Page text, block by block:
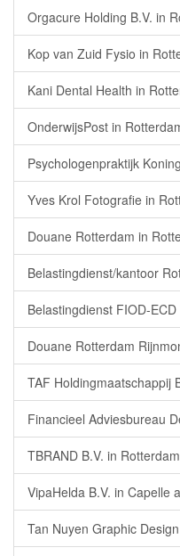
Orgacure Holding B.V. in
Kop van Zuid Fysio in
Kani Dental Health in
OnderwijsPost in
Psychologenpraktijk
Yves Krol Fotografie in
Douane Rotterdam in
Belastingdienst/kantoor
Belastingdienst FIOD-
Douane Rotterdam
TAF Holdingmaatschappij
Financieel Adviesbureau
TBRAND B.V. in Rotterdam
VipaHelda B.V. in Capelle
Tan Nuyen Graphic